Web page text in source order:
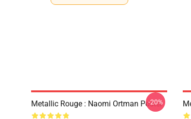
Metallic Rouge : Naomi Ortman Poster
-20%